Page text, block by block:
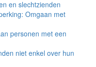
en slechtzienden
Omgaan met
personen met een
niet enkel over hun